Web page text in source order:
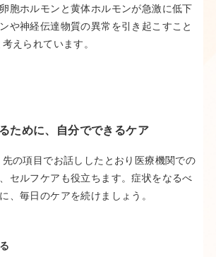
胞ホルモンと黄体ホルモンが急激に低下
や神経伝達物質の異常を引き起こすこと
えられています。
ために、自分でできるケア
の項目でお話ししたとおり医療機関での
セルフケアも役立ちます。症状をなるべ
、毎日のケアを続けましょう。